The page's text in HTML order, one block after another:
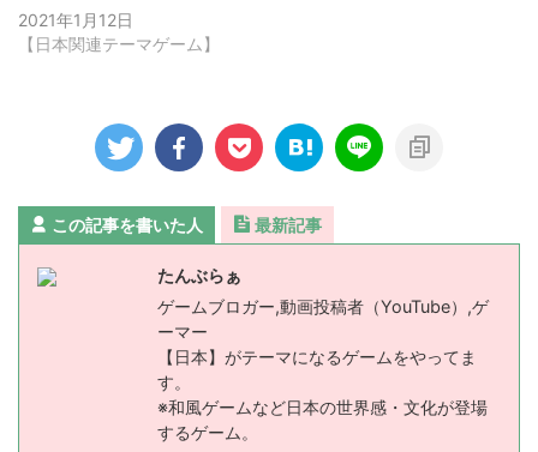
2021年1月12日
【日本関連テーマゲーム】
この記事を書いた人 最新記事
たんぶらぁ
ゲームブロガー,動画投稿者（YouTube）,ゲ
ーマー
【日本】がテーマになるゲームをやってま
す。
※和風ゲームなど日本の世界感・文化が登場
するゲーム。